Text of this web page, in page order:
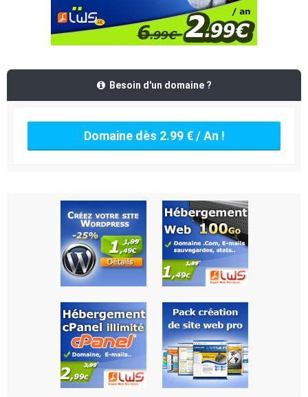
Besoin d'un domaine ?
Domaine dès 2.99 € / An !